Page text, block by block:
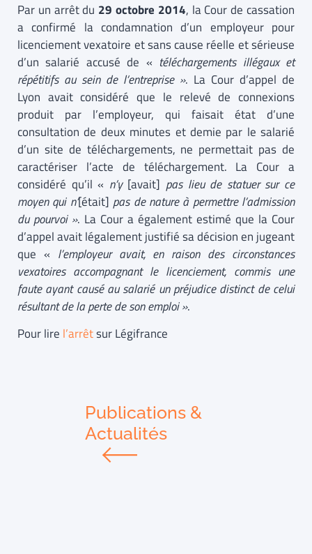
Par un arrêt du 29 octobre 2014, la Cour de cassation
a confirmé la condamnation d’un employeur pour
licenciement vexatoire et sans cause réelle et sérieuse
d’un salarié accusé de « téléchargements illégaux et
répétitifs au sein de l’entreprise ». La Cour d’appel de
Lyon avait considéré que le relevé de connexions
produit par l’employeur, qui faisait état d’une
consultation de deux minutes et demie par le salarié
d’un site de téléchargements, ne permettait pas de
caractériser l’acte de téléchargement. La Cour a
considéré qu’il « n’y [avait] pas lieu de statuer sur ce
moyen qui n’[était] pas de nature à permettre l’admission
du pourvoi ». La Cour a également estimé que la Cour
d’appel avait légalement justifié sa décision en jugeant
que « l’employeur avait, en raison des circonstances
vexatoires accompagnant le licenciement, commis une
faute ayant causé au salarié un préjudice distinct de celui
résultant de la perte de son emploi ».
Pour lire l’arrêtsur Légifrance
Publications &
Actualités